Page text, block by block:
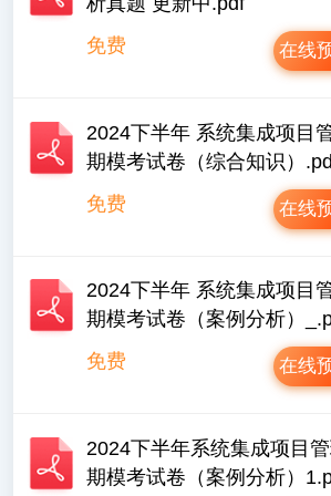
免费
在线
2024下半年 系统集成项目
期模考试卷（综合知识）
免费
在线
2024下半年 系统集成项目
期模考试卷（案例分析）
免费
在线
2024下半年系统集成项目
期模考试卷（案例分析）